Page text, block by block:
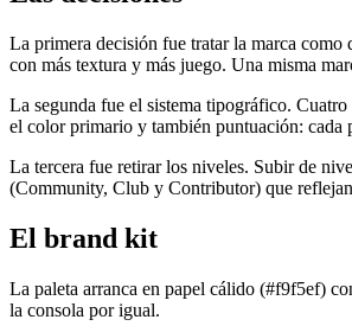
La primera decisión fue tratar la marca como
con más textura y más juego. Una misma
La segunda fue el sistema tipográfico.
el color primario y también puntuación: cada
La tercera fue retirar los niveles. Subir de
(Community, Club y Contributor) que reflejan
El brand kit
La paleta arranca en papel cálido (#f9f5ef)
la consola por igual.